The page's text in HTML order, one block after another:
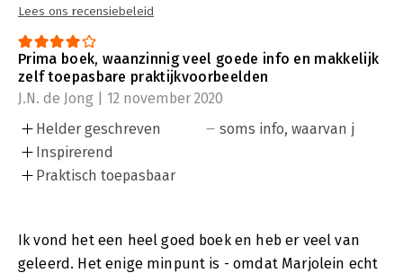
Lees ons recensiebeleid
Prima boek, waanzinnig veel goede info en makkelijk
zelf toepasbare praktijkvoorbeelden
J.N. de Jong | 12 november 2020
Helder geschreven
Inspirerend
Praktisch toepasbaar
soms info, waarvan j
Ik vond het een heel goed boek en heb er veel van
geleerd. Het enige minpunt is - omdat Marjolein echt